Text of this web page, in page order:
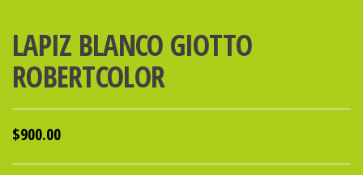
LAPIZ BLANCO GIOTTO
ROBERTCOLOR
$900.00